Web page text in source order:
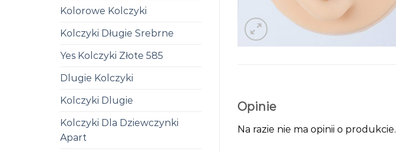
Kolorowe Kolczyki
Kolczyki Długie Srebrne
Yes Kolczyki Złote 585
Dlugie Kolczyki
Kolczyki Dlugie
Kolczyki Dla Dziewczynki
Apart
Opinie
Na razie nie ma opinii o produkcie.